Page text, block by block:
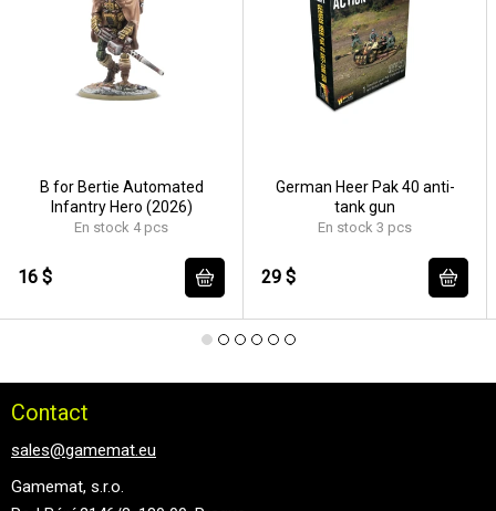
B for Bertie Automated
Infantry Hero (2026)
En stock 4 pcs
16 $
German Heer Pak 40 anti-
tank gun
En stock 3 pcs
29 $
Contact
sales@gamemat.eu
Gamemat, s.r.o.